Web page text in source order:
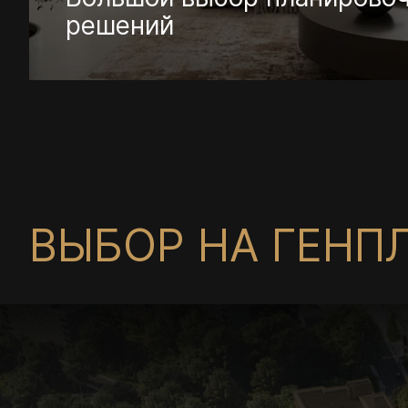
решений
ВЫБОР НА